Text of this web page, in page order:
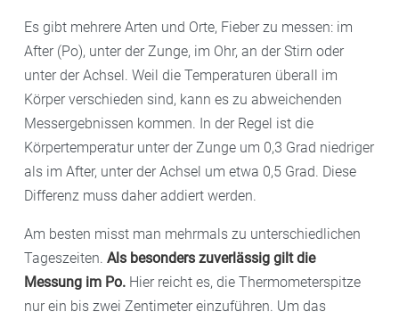
Es gibt mehrere Arten und Orte, Fieber zu messen: im
After (Po), unter der Zunge, im Ohr, an der Stirn oder
unter der Achsel. Weil die Temperaturen überall im
Körper verschieden sind, kann es zu abweichenden
Messergebnissen kommen. In der Regel ist die
Körpertemperatur unter der Zunge um 0,3 Grad niedriger
als im After, unter der Achsel um etwa 0,5 Grad. Diese
Differenz muss daher addiert werden.
Am besten misst man mehrmals zu unterschiedlichen
Tageszeiten. Als besonders zuverlässig gilt die
Messung im Po. Hier reicht es, die Thermometerspitze
nur ein bis zwei Zentimeter einzuführen. Um das